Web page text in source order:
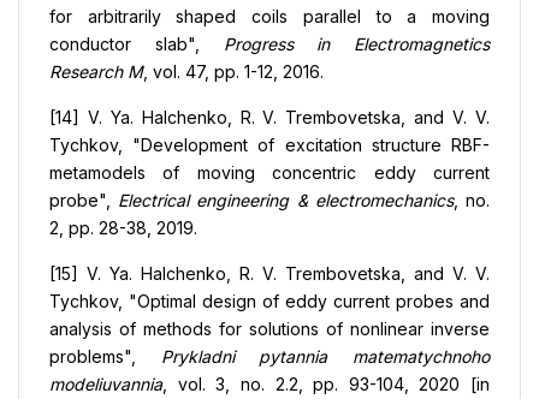
for arbitrarily shaped coils parallel to a moving
conductor slab", Progress in Electromagnetics
Research M, vol. 47, pp. 1-12, 2016.
[14] V. Ya. Halchenko, R. V. Trembovetska, and V. V.
Tychkov, "Development of excitation structure RBF-
metamodels of moving concentric eddy current
probe", Electrical engineering & electromechanics, no.
2, pp. 28-38, 2019.
[15] V. Ya. Halchenko, R. V. Trembovetska, and V. V.
Tychkov, "Optimal design of eddy current probes and
analysis of methods for solutions of nonlinear inverse
problems", Prykladni pytannia matematychnoho
modeliuvannia, vol. 3, no. 2.2, pp. 93-104, 2020 [in